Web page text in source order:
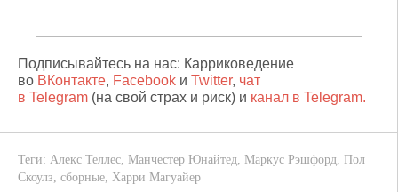
Подписывайтесь на нас: Карриковедение
во ВКонтакте, Facebook и Twitter, чат
в Telegram (на свой страх и риск) и канал в Telegram.
Теги: Алекс Теллес Манчестер Юнайтед Маркус Рэшфорд
Пол
Скоулз сборные Харри Магуайер